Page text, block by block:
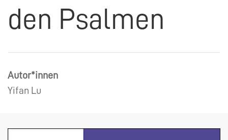
den Psalmen
Autor*innen
Yifan Lu